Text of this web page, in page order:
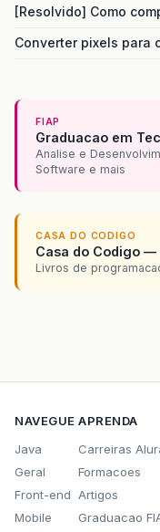
[Resolvido] Como
Converter pixels para
FIAP
Graduacao em
Analise e
Software e mais
CASA DO CODIGO
Casa do Codigo
Livros de
NAVEGUE
Java
Geral
Front-end
Mobile
APRENDA
Carreiras
Formacoes
Artigos
Graduacao